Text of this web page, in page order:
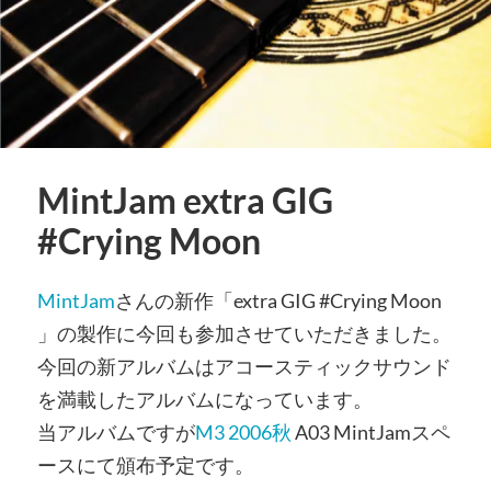
MintJam extra GIG
#Crying Moon
MintJamさんの新作「extra GIG #Crying Moon
」の製作に今回も参加させていただきました。
今回の新アルバムはアコースティックサウンド
を満載したアルバムになっています。
当アルバムですがM3 2006秋A03 MintJamスペ
ースにて頒布予定です。